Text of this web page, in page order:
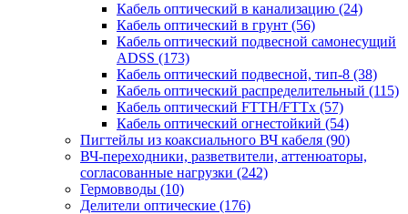
Кабель оптический в канализацию (24)
Кабель оптический в грунт (56)
Кабель оптический подвесной самонесущий
ADSS (173)
Кабель оптический подвесной, тип-8 (38)
Кабель оптический распределительный (115)
Кабель оптический FTTH/FTTx (57)
Кабель оптический огнестойкий (54)
Пигтейлы из коаксиального ВЧ кабеля (90)
ВЧ-переходники, разветвители, аттенюаторы,
согласованные нагрузки (242)
Гермовводы (10)
Делители оптические (176)